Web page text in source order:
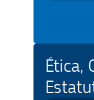
Ética,